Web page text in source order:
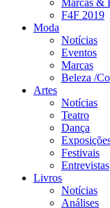
F4F 2019
Moda
Notícias
Eventos
Marcas
Beleza /
Artes
Notícias
Teatro
Dança
Festivais
Entrevistas
Livros
Notícias
Análises